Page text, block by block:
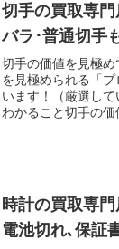
切手の買取専
バラ･普通切手
切手の価値を見極
を見極められる「
います！（厳選し
わかること切手の価
時計の買取専
電池切れ､保証